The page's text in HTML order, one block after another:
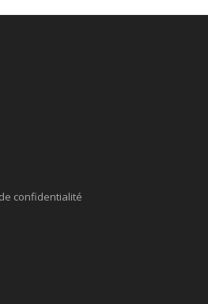
confidentialité